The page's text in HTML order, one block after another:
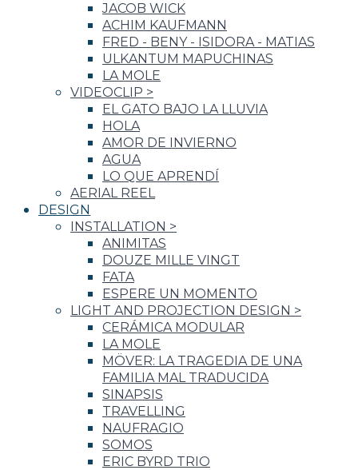
JACOB WICK
ACHIM KAUFMANN
FRED - BENY - ISIDORA - MATIAS
ULKANTUM MAPUCHINAS
LA MOLE
VIDEOCLIP >
EL GATO BAJO LA LLUVIA
HOLA
AMOR DE INVIERNO
AGUA
LO QUE APRENDÍ
AERIAL REEL
DESIGN
INSTALLATION >
ANIMITAS
DOUZE MILLE VINGT
FATA
ESPERE UN MOMENTO
LIGHT AND PROJECTION DESIGN >
CERÁMICA MODULAR
LA MOLE
MÖVER: LA TRAGEDIA DE UNA
FAMILIA MAL TRADUCIDA
SINAPSIS
TRAVELLING
NAUFRAGIO
SOMOS
ERIC BYRD TRIO